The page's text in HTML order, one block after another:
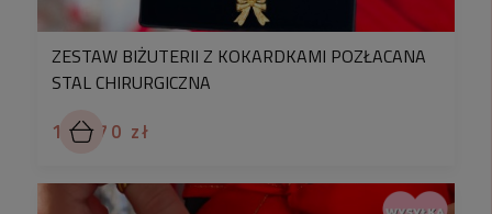
ZESTAW BIŻUTERII Z KOKARDKAMI POZŁACANA
STAL CHIRURGICZNA
174,70 zł